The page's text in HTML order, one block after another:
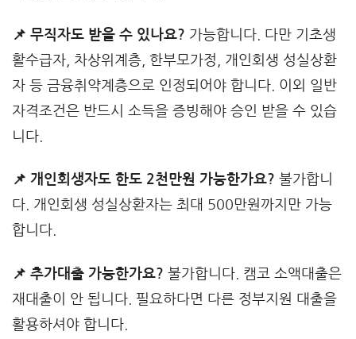
📌 무직자도 받을 수 있나요? 가능합니다. 다만 기초생
활수급자, 차상위계층, 한부모가정, 개인회생 성실상환
자 등 금융취약계층으로 인정되어야 합니다. 이외 일반
자격조건은 반드시 소득을 증빙해야 승인 받을 수 있습
니다.
📌 개인회생자도 한도 2천만원 가능한가요? 불가합니
다. 개인회생 성실상환자는 최대 500만원까지만 가능
합니다.
📌 추가대출 가능한가요? 불가합니다. 캠코 소액대출은
재대출이 안 됩니다. 필요하다면 다른 정부지원 대출을
활용하셔야 합니다.